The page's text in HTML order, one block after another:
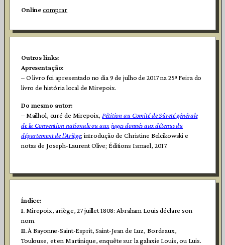
Onlinecomprar
Outros links:
Apresentação:
– O livro foi apresentado no dia 9 de julho de 2017 na 25ª Feira do
livro de história local de Mirepoix.
Do mesmo autor:
– Mailhol, curé de Mirepoix, Pétition au Comité de Sûreté générale
de la Convention nationale ou aux juges donnés aux détenus du
département de l’Ariège; introdução de Christine Belcikowski e
notas de Joseph-Laurent Olive; Éditions Ismael, 2017.
Índice:
I. Mirepoix, ariège, 27 juillet 1808: Abraham Louis déclare son
nom.
II.À Bayonne-Saint-Esprit, Saint-Jean de Luz, Bordeaux,
Toulouse, et en Martinique, enquête sur la galaxie Louis, ou Luis.